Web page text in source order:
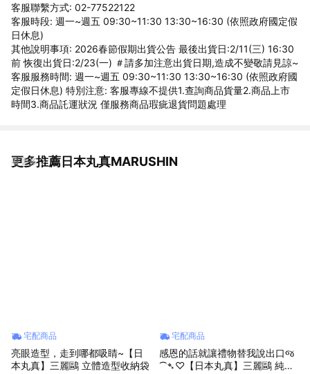
客服聯繫方式: 02-77522122
客服時段: 週一~週五 09:30~11:30 13:30~16:30 (依照政府國定假
日休息)
其他說明事項: 2026春節假期出貨公告 最後出貨日:2/11(三) 16:30
前 恢復出貨日:2/23(一) ＃請多加注意出貨日期,造成不變敬請見諒~
客服服務時間: 週一~週五 09:30~11:30 13:30~16:30 (依照政府國
定假日休息) 特別注意: 客服專線不提供1.查詢商品貨量2.商品上市
時間3.商品託運狀況 僅服務商品瑕疵退貨問題處理
更多推薦日本丸真MARUSHIN
看更多
宅配商品
亮眼造型，走到哪都吸睛~【日
本丸真】三麗鷗 立體造型收納袋
宅配商品
感恩的話就讓禮物替我說出口જ
⁀➴♡【日本丸真】三麗鷗 純棉